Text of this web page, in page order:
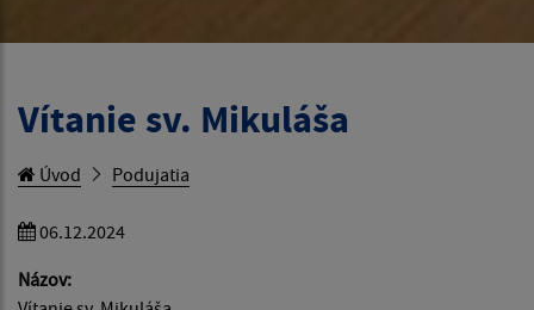
Vítanie sv. Mikuláša
Úvod Podujatia
06.12.2024
Názov: